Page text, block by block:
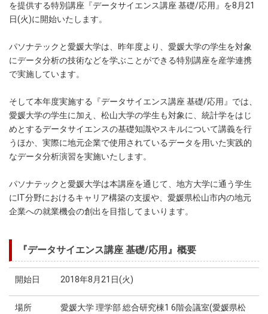
を提供する特別講座『データサイエンス講座 基礎/応用』を8月21
日(火)に開始いたします。
パソナテックと愛媛大学は、昨年度より、愛媛大学の学生を対象
にデータ分析の技術などを学ぶことができる特別講座を産学連携
で実施しています。
そして本年度実施する『データサイエンス講座 基礎/応用』では、
愛媛大学の学生に加え、松山大学の学生も対象に、統計学をはじ
めとするデータサイエンスの基礎知識やスキルについて講義を行
うほか、実際に地元企業で使用されているデータを用いた実践的
なデータ分析演習を実施いたします。
パソナテックと愛媛大学は本講座を通じて、地方大学に通う学生
にIT分野におけるキャリア構築の支援や、愛媛県松山市内の地元
企業への就業機会の創出を目指してまいります。
『データサイエンス講座 基礎/応用』概要
開始日 2018年8月21日(火)
場所
愛媛大学 理学部 総合研究棟1 6階会議室(愛媛県松